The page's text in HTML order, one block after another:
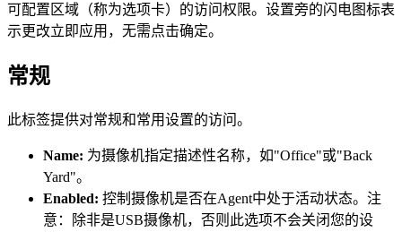
可配置区域（称为选项卡）的访问权限。设置旁的闪电图标表
示更改立即应用，无需点击确定。
常规
此标签提供对常规和常用设置的访问。
Name: 为摄像机指定描述性名称，如"Office"或"Back
Yard"。
Enabled: 控制摄像机是否在Agent中处于活动状态。注
意：除非是USB摄像机，否则此选项不会关闭您的设